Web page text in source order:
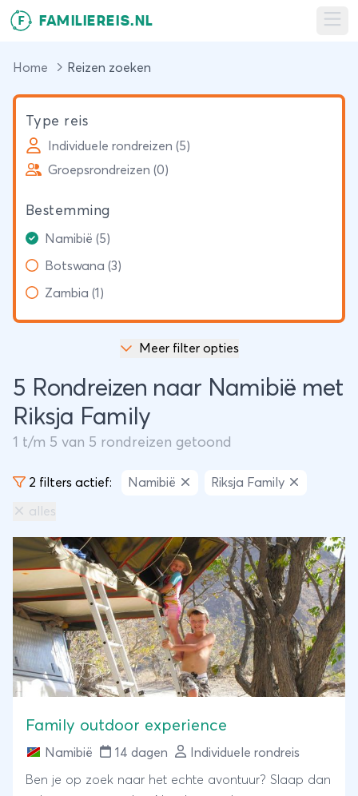
F FAMILIEREIS.NL
Home Reizen zoeken
Type reis
Individuele rondreizen (5)
Groepsrondreizen (0)
Bestemming
Namibië (5)
Botswana (3)
Zambia (1)
Meer filter opties
5 Rondreizen naar Namibië met
Riksja Family
1 t/m 5 van 5 rondreizen getoond
2 filters actief: Namibië Riksja Family
alles
Family outdoor experience
Namibië 14 dagen Individuele rondreis
Ben je op zoek naar het echte avontuur? Slaap dan